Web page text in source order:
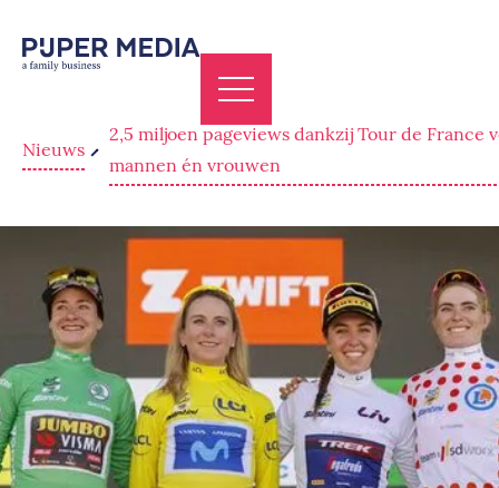
Nieuws
2,5 miljoen pageviews dankzij Tour de France
mannen én vrouwen